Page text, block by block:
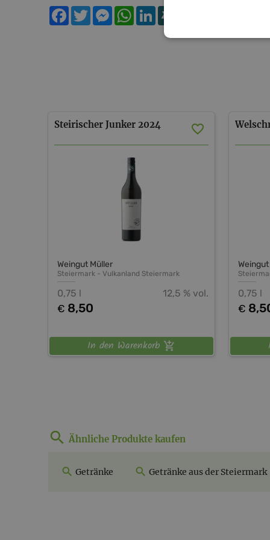
Facebook
TwitterMessenger
WhatsAppLinkedIn
Steirischer Junker 2024
Weingut Müller
Steiermark - Vulkanland Steiermark
12,5 % vol.
0,75 l
€ 8,50
In den Warenkorb
0,75 l
€
Ähnliche Produkte kaufen
Getränke Getränke aus der Steiermark